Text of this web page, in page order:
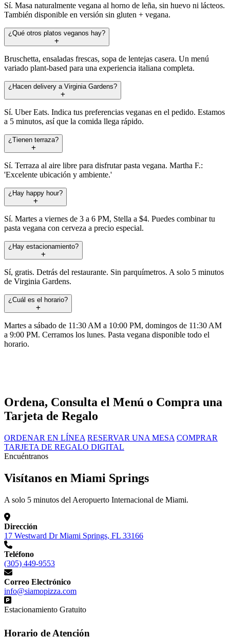
Sí. Masa naturalmente vegana al horno de leña, sin huevo ni lácteos.
También disponible en versión sin gluten + vegana.
¿Qué otros platos veganos hay?
Bruschetta, ensaladas frescas, sopa de lentejas casera. Un menú
variado plant-based para una experiencia italiana completa.
¿Hacen delivery a Virginia Gardens?
Sí. Uber Eats. Indica tus preferencias veganas en el pedido. Estamos
a 5 minutos, así que la comida llega rápido.
¿Tienen terraza?
Sí. Terraza al aire libre para disfrutar pasta vegana. Martha F.:
'Excelente ubicación y ambiente.'
¿Hay happy hour?
Sí. Martes a viernes de 3 a 6 PM, Stella a $4. Puedes combinar tu
pasta vegana con cerveza a precio especial.
¿Hay estacionamiento?
Sí, gratis. Detrás del restaurante. Sin parquímetros. A solo 5 minutos
de Virginia Gardens.
¿Cuál es el horario?
Martes a sábado de 11:30 AM a 10:00 PM, domingos de 11:30 AM
a 9:00 PM. Cerramos los lunes. Pasta vegana disponible todo el
horario.
Ordena, Consulta el Menú o Compra una
Tarjeta de Regalo
ORDENAR EN LÍNEA RESERVAR UNA MESA COMPRAR
TARJETA DE REGALO DIGITAL
Encuéntranos
Visítanos en Miami Springs
A solo 5 minutos del Aeropuerto Internacional de Miami.
Dirección
17 Westward Dr Miami Springs, FL 33166
Teléfono
(305) 449-9553
Correo Electrónico
info@siamopizza.com
Estacionamiento Gratuito
Horario de Atención